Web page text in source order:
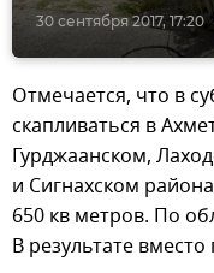
30 сентября 2017, 17:20
Отмечается, что в
скапливаться в
Гурджаанском,
и Сигнахском
650 кв метров. По
В результате